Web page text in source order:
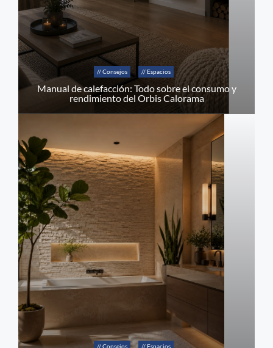
// Consejos // Espacios
Manual de calefacción: Todo sobre el consumo y
rendimiento del Orbis Calorama
// Consejos // Espacios